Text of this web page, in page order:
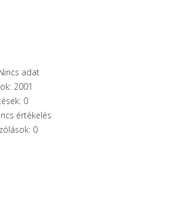
adat
2001
0
értékelés
0